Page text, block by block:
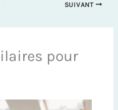
SUIVANT
pour